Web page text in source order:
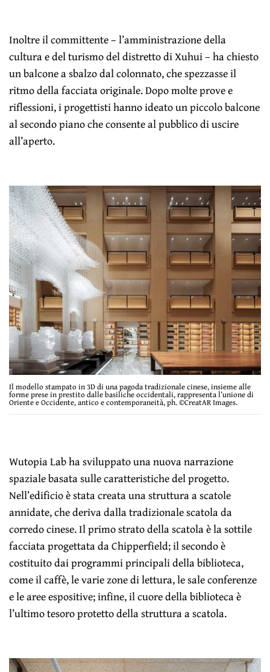
Inoltre il committente – l’amministrazione della
cultura e del turismo del distretto di Xuhui – ha chiesto
un balcone a sbalzo dal colonnato, che spezzasse il
ritmo della facciata originale. Dopo molte prove e
riflessioni, i progettisti hanno ideato un piccolo balcone
al secondo piano che consente al pubblico di uscire
all’aperto.
Il modello stampato in 3D di una pagoda tradizionale cinese, insieme alle
forme prese in prestito dalle basiliche occidentali, rappresenta l’unione di
Oriente e Occidente, antico e contemporaneità, ph. ©CreatAR Images.
Wutopia Lab ha sviluppato una nuova narrazione
spaziale basata sulle caratteristiche del progetto.
Nell’edificio è stata creata una struttura a scatole
annidate, che deriva dalla tradizionale scatola da
corredo cinese. Il primo strato della scatola è la sottile
facciata progettata da Chipperfield; il secondo è
costituito dai programmi principali della biblioteca,
come il caffè, le varie zone di lettura, le sale conferenze
e le aree espositive; infine, il cuore della biblioteca è
l’ultimo tesoro protetto della struttura a scatola.